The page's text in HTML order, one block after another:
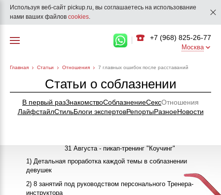
Используя веб-сайт pickup.ru, вы соглашаетесь на использование
нами ваших файлов cookies.
+7 (968) 825-26-77
Москва
Главная Статьи Отношения 7 главных ошибок после расставаний
Статьи о соблазнении
В первый разЗнакомствоСоблазнениеСексОтношения
ЛайфстайлСтильБлоги экспертовРепортыРазноеНовости
31 Августа - пикап-тренинг "Коучинг"
1) Детальная проработка каждой темы в соблазнении
девушек
2) 8 занятий под руководством персонального Тренера-
инструктора
"Как познакомиться с девушкой"